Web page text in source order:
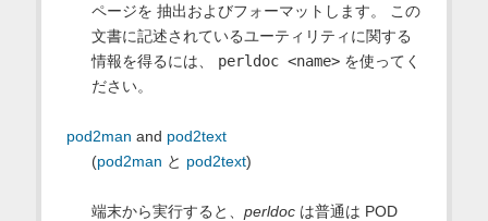
ページを 抽出およびフォーマットします。 この
文書に記述されているユーティリティに関する
情報を得るには、 perldoc <name>を使ってく
ださい。
pod2man and pod2text
(pod2man と pod2text)
端末から実行すると、 perldocは普通は POD